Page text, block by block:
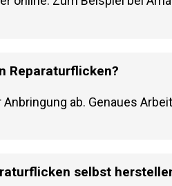
Reparaturflicken?
Anbringung ab. Genaues
selbst